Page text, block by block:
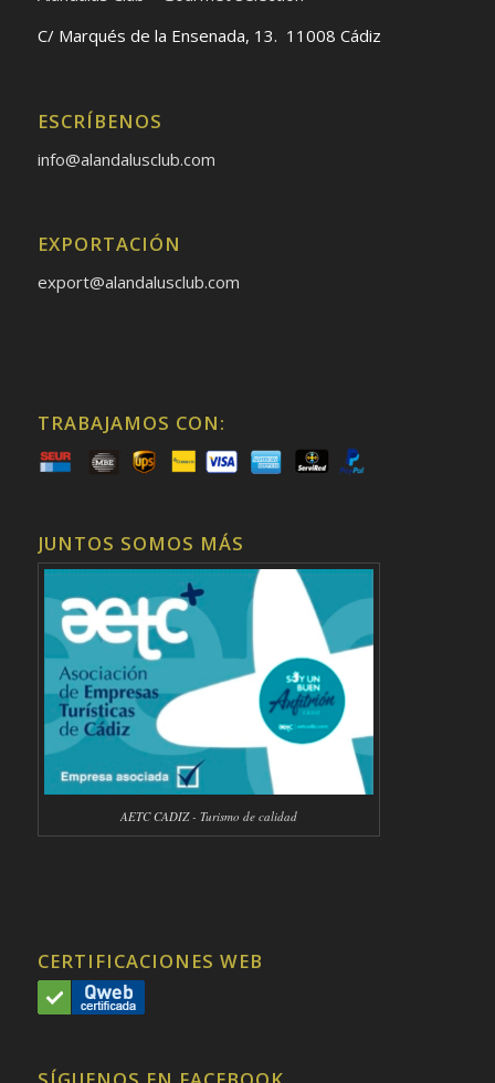
C/ Marqués de la Ensenada, 13. 11008 Cádiz
ESCRÍBENOS
info@alandalusclub.com
EXPORTACIÓN
export@alandalusclub.com
TRABAJAMOS CON:
JUNTOS SOMOS MÁS
AETC CADIZ - Turismo de calidad
CERTIFICACIONES WEB